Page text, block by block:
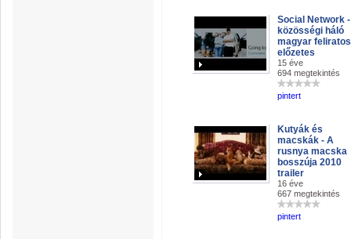
Social Network
közösségi háló
magyar feliratos
előzetes
15 éve
694 megtekintés
pintert
Kutyák és
macskák - A
rusnya macska
bosszúja 2010
trailer
16 éve
667 megtekintés
pintert